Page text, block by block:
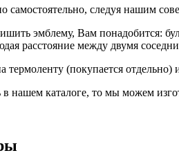
следуя нашим
эмблему, Вам понадобится:
расстояние между двумя
(покупается отдельно)
нашем каталоге, то мы можем